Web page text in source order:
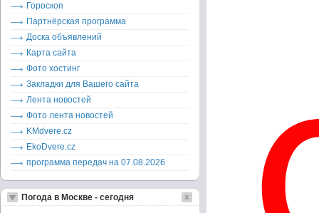
Гороскоп
Партнёрская программа
Доска объявлений
Карта сайта
Фото хостинг
Закладки для Вашего сайта
Лента новостей
Фото лента новостей
KMdvere.cz
EkoDvere.cz
программа передач на 07.08.2026
Погода в Москве - сегодня